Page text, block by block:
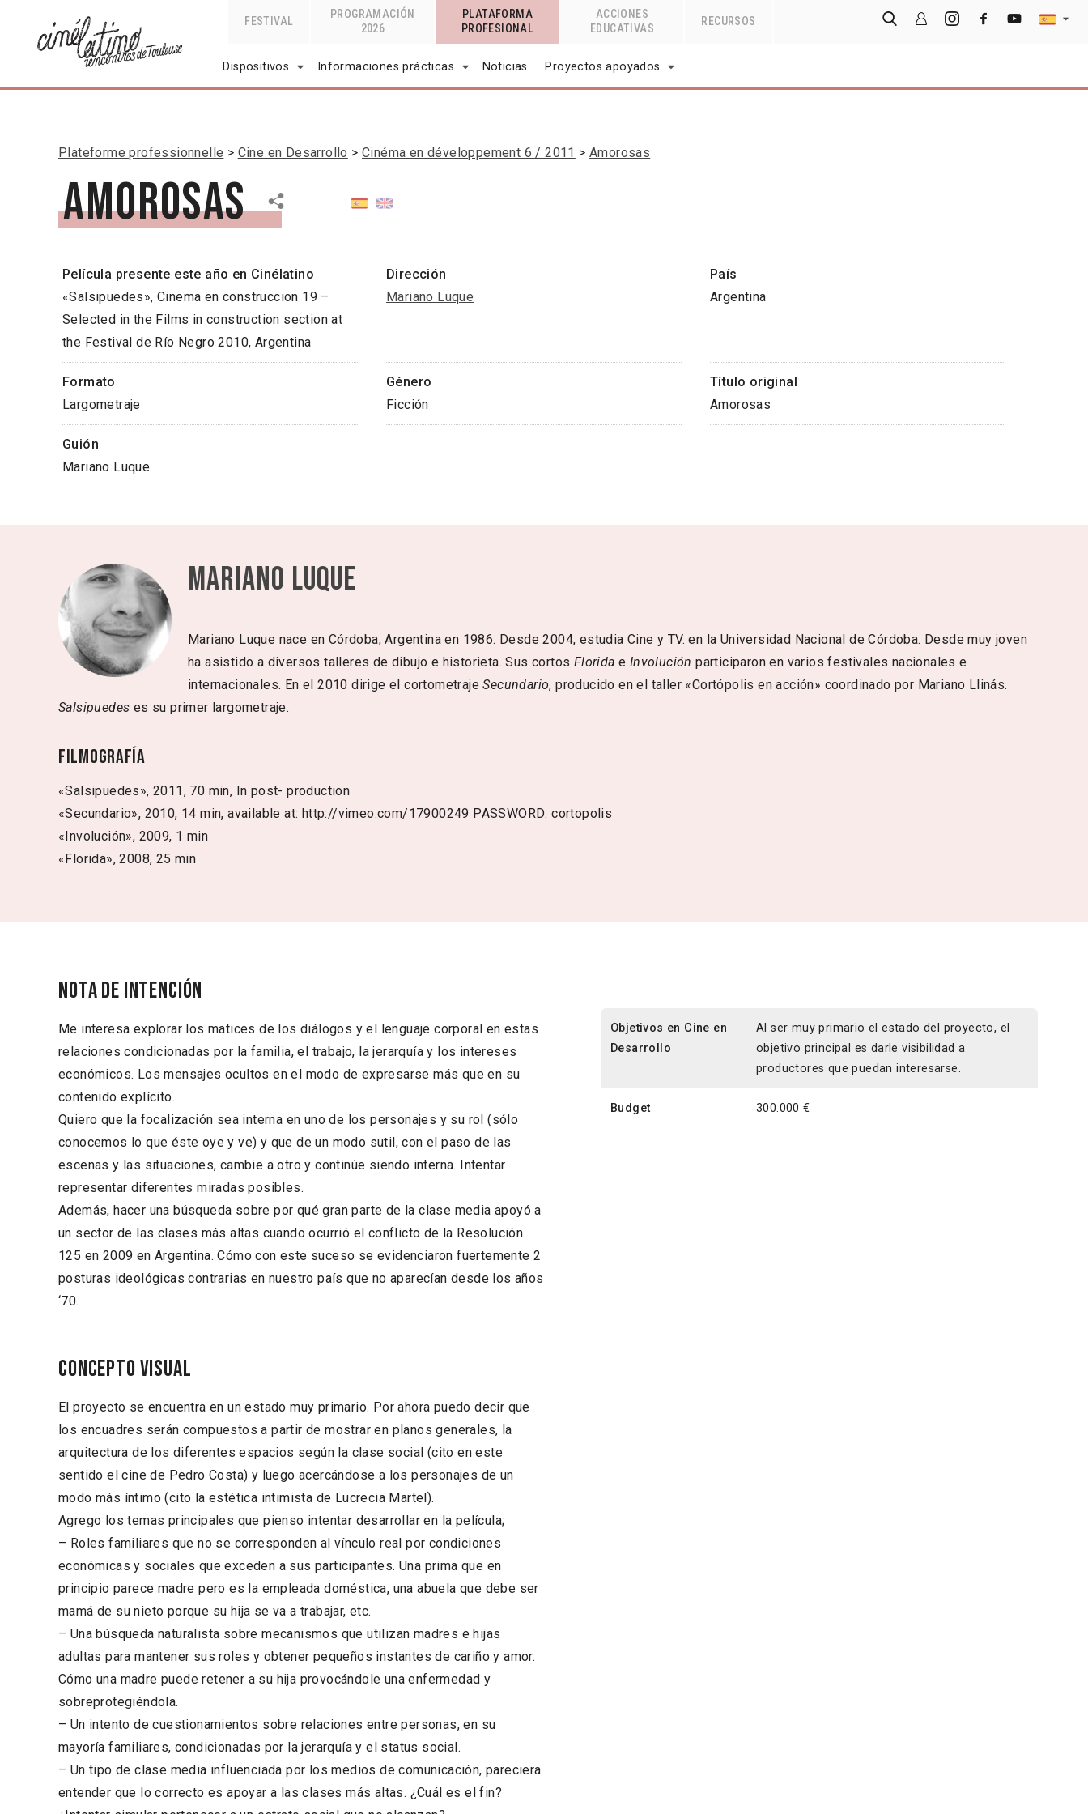
FESTIVAL
PROGRAMACIÓN
2026
PLATAFORMA
PROFESIONAL
ACCIONES
EDUCATIVAS
RECURSOS
Dispositivos Informaciones prácticas Noticias Proyectos apoyados
Plateforme professionnelle Cine en Desarrollo Cinéma en développement 6 / 2011 Amorosas
Amorosas
Película presente este año en Cinélatino
«Salsipuedes», Cinema en construccion 19 –
Selected in the Films in construction section at
the Festival de Río Negro 2010, Argentina
Dirección
Mariano Luque
País
Argentina
Formato
Largometraje
Género
Ficción
Título original
Amorosas
Guión
Mariano Luque
Mariano Luque
Mariano Luque nace en Córdoba, Argentina en 1986. Desde 2004, estudia Cine y TV. en la Universidad Nacional de Córdoba. Desde muy joven
ha asistido a diversos talleres de dibujo e historieta. Sus cortos Florida e Involución participaron en varios festivales nacionales e
internacionales. En el 2010 dirige el cortometrajeSecundario, producido en el taller «Cortópolis en acción» coordinado por Mariano Llinás.
Salsipuedes es su primer largometraje.
Filmografía
«Salsipuedes», 2011, 70 min, In post- production
«Secundario», 2010, 14 min, available at: http://vimeo.com/17900249 PASSWORD: cortopolis
«Involución», 2009, 1 min
«Florida», 2008, 25 min
Nota de intención
Me interesa explorar los matices de los diálogos y el lenguaje corporal en estas
relaciones condicionadas por la familia, el trabajo, la jerarquía y los intereses
económicos. Los mensajes ocultos en el modo de expresarse más que en su
contenido explícito.
Quiero que la focalización sea interna en uno de los personajes y su rol (sólo
conocemos lo que éste oye y ve) y que de un modo sutil, con el paso de las
escenas y las situaciones, cambie a otro y continúe siendo interna. Intentar
representar diferentes miradas posibles.
Además, hacer una búsqueda sobre por qué gran parte de la clase media apoyó a
un sector de las clases más altas cuando ocurrió el conflicto de la Resolución
125 en 2009 en Argentina. Cómo con este suceso se evidenciaron fuertemente 2
posturas ideológicas contrarias en nuestro país que no aparecían desde los años
‘70.
Concepto visual
El proyecto se encuentra en un estado muy primario. Por ahora puedo decir que
los encuadres serán compuestos a partir de mostrar en planos generales, la
arquitectura de los diferentes espacios según la clase social (cito en este
sentido el cine de Pedro Costa) y luego acercándose a los personajes de un
modo más íntimo (cito la estética intimista de Lucrecia Martel).
Agrego los temas principales que pienso intentar desarrollar en la película;
– Roles familiares que no se corresponden al vínculo real por condiciones
económicas y sociales que exceden a sus participantes. Una prima que en
principio parece madre pero es la empleada doméstica, una abuela que debe ser
mamá de su nieto porque su hija se va a trabajar, etc.
– Una búsqueda naturalista sobre mecanismos que utilizan madres e hijas
adultas para mantener sus roles y obtener pequeños instantes de cariño y amor.
Cómo una madre puede retener a su hija provocándole una enfermedad y
sobreprotegiéndola.
– Un intento de cuestionamientos sobre relaciones entre personas, en su
mayoría familiares, condicionadas por la jerarquía y el status social.
– Un tipo de clase media influenciada por los medios de comunicación, pareciera
entender que lo correcto es apoyar a las clases más altas. ¿Cuál es el fin?
Objetivos en Cine en
Desarrollo
Al ser muy primario el estado del proyecto, el
objetivo principal es darle visibilidad a
productores que puedan interesarse.
Budget 300.000 €